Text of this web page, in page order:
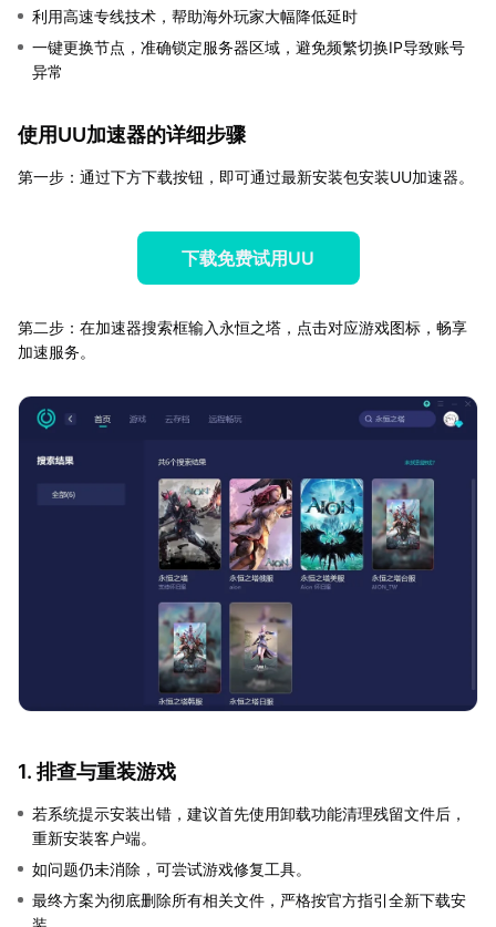
利用高速专线技术，帮助海外玩家大幅降低延时
一键更换节点，准确锁定服务器区域，避免频繁切换IP导致账号
异常
使用UU加速器的详细步骤
第一步：通过下方下载按钮，即可通过最新安装包安装UU加速器。
下载免费试用UU
第二步：在加速器搜索框输入永恒之塔，点击对应游戏图标，畅享
加速服务。
1. 排查与重装游戏
若系统提示安装出错，建议首先使用卸载功能清理残留文件后，
重新安装客户端。
如问题仍未消除，可尝试游戏修复工具。
最终方案为彻底删除所有相关文件，严格按官方指引全新下载安